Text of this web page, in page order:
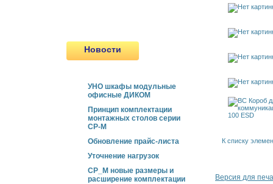
Новости
УНО шкафы модульные
офисные ДИКОМ
Принцип комплектации
монтажных столов серии
СР-М
Обновление прайс-листа
Уточнение нагрузок
СР_М новые размеры и
расширение комплектации
К списку
Версия для